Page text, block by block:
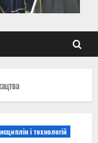
і технологій